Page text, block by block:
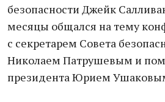
безопасности Джейк
месяцы общался на тему
с секретарем Совета
Николаем Патрушевым и
президента Юрием